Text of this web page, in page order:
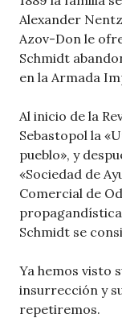
Alexander
Azov-Don le
Schmidt
en la Armada
Al inicio de la
Sebastopol la
pueblo», y
«Sociedad de
Comercial de
Schmidt se
Ya hemos visto
insurrección y
repetiremos.